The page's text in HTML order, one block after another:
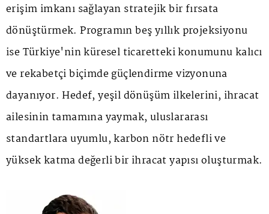
erişim imkanı sağlayan stratejik bir fırsata
dönüştürmek. Programın beş yıllık projeksiyonu
ise Türkiye'nin küresel ticaretteki konumunu kalıcı
ve rekabetçi biçimde güçlendirme vizyonuna
dayanıyor. Hedef, yeşil dönüşüm ilkelerini, ihracat
ailesinin tamamına yaymak, uluslararası
standartlara uyumlu, karbon nötr hedefli ve
yüksek katma değerli bir ihracat yapısı oluşturmak.